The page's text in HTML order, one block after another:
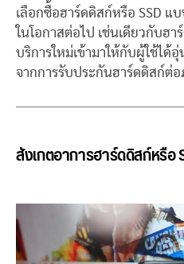
เลือกซื้อฮาร์ดดิสก์หรือ SSD
ในโอกาสต่อไป เช่นเดียวกับฮา
บริการใหม่เข้ามาให้กับผู้ใช้ได้
จากการรับประกันฮาร์ดดิสก์ต่
สังเกตอาการฮาร์ดดิสก์หรือ